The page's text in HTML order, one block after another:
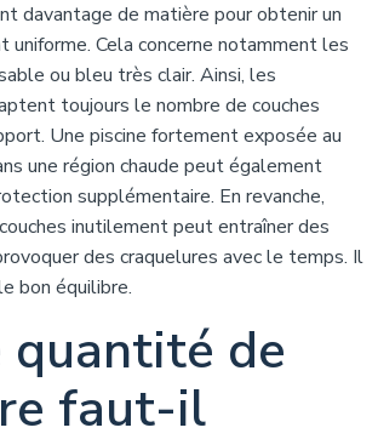
davantage de matière pour obtenir un
uniforme. Cela concerne notamment les
ou bleu très clair. Ainsi, les
toujours le nombre de couches
Une piscine fortement exposée au
une région chaude peut également
supplémentaire. En revanche,
inutilement peut entraîner des
des craquelures avec le temps. Il
bon équilibre.
quantité de
faut-il